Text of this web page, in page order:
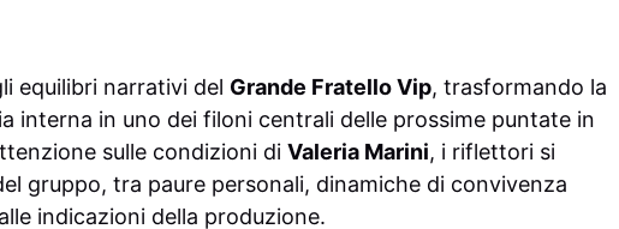
equilibri narrativi del Grande Fratello Vip, trasformando la
interna in uno dei filoni centrali delle prossime puntate in
sulle condizioni di Valeria Marini, i riflettori si
gruppo, tra paure personali, dinamiche di convivenza
indicazioni della produzione.